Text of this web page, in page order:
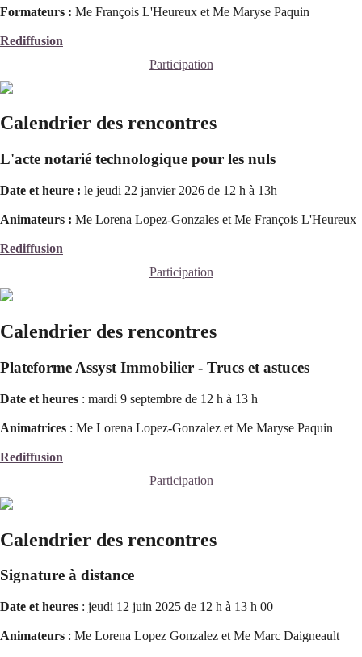
Formateurs : Me François L'Heureux et Me Maryse Paquin
Rediffusion
Participation
Calendrier des rencontres
L'acte notarié technologique pour les nuls
Date et heure : le jeudi 22 janvier 2026 de 12 h à 13h
Animateurs : Me Lorena Lopez-Gonzales et Me François L'Heureux
Rediffusion
Participation
Calendrier des rencontres
Plateforme Assyst Immobilier - Trucs et astuces
Date et heures : mardi 9 septembre de 12 h à 13 h
Animatrices : Me Lorena Lopez-Gonzalez et Me Maryse Paquin
Rediffusion
Participation
Calendrier des rencontres
Signature à distance
Date et heures : jeudi 12 juin 2025 de 12 h à 13 h 00
Animateurs : Me Lorena Lopez Gonzalez et Me Marc Daigneault